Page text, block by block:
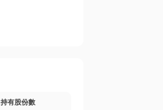
持有股份數